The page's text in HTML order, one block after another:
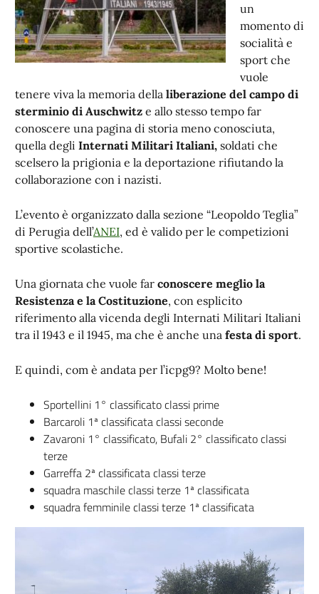
un
momento di
socialità e
sport che
vuole
tenere viva la memoria della liberazione del campo di
sterminio di Auschwitz e allo stesso tempo far
conoscere una pagina di storia meno conosciuta,
quella degli Internati Militari Italiani, soldati che
scelsero la prigionia e la deportazione rifiutando la
collaborazione con i nazisti.
L’evento è organizzato dalla sezione “Leopoldo Teglia”
di Perugia dell’ANEI, ed è valido per le competizioni
sportive scolastiche.
Una giornata che vuole far conoscere meglio la
Resistenza e la Costituzione, con esplicito
riferimento alla vicenda degli Internati Militari Italiani
tra il 1943 e il 1945, ma che è anche una festa di sport.
E quindi, com è andata per l’icpg9? Molto bene!
Sportellini 1° classificato classi prime
Barcaroli 1ª classificata classi seconde
Zavaroni 1° classificato, Bufali 2° classificato classi
terze
Garreffa 2ª classificata classi terze
squadra maschile classi terze 1ª classificata
squadra femminile classi terze 1ª classificata